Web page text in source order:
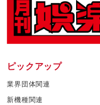
ピックアップ
業界団体関連
新機種関連